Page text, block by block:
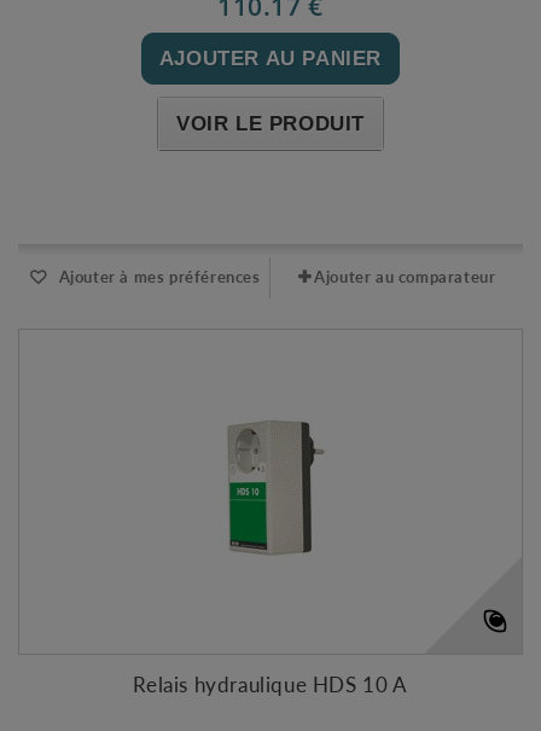
AJOUTER AU PANIER
VOIR LE PRODUIT
Ajouter à mes préférences Ajouter au comparateur
Relais hydraulique HDS 10 A